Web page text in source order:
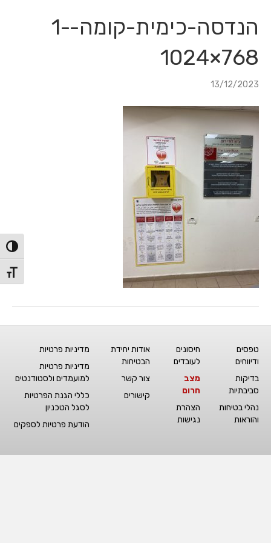
מתג
הנדסה-כימית-קומה-1-
768×1024
13/12/2023
טפסים
ודיווחים
בדיקות
סביבתיות
נהלי בטיחות
והוראות
חיסונים
לעובדים
מצב
חרום
הצהרת
נגישות
אודות יחידת
הבטיחות
צור קשר
קישורים
מדיניות פרטיות
מדיניות פרטיות
למועמדים ולסטודנטים
כללי הגנת הפרטיות
לסגל הטכניון
הודעת פרטיות לספקים